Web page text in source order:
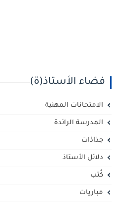
فضاء الأستاذ(ة)
الامتحانات المهنية
المدرسة الرائدة
جذاذات
دلائل الأستاذ
كُتب
مباريات